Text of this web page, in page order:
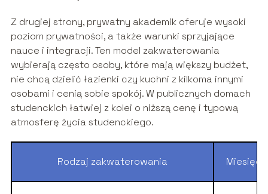
Z drugiej strony, prywatny akademik oferuje wysoki
poziom prywatności, a także warunki sprzyjające
nauce i integracji. Ten model zakwaterowania
wybierają często osoby, które mają większy budżet,
nie chcą dzielić łazienki czy kuchni z kilkoma innymi
osobami i cenią sobie spokój. W publicznych domach
studenckich łatwiej z kolei o niższą cenę i typową
atmosferę życia studenckiego.
Rodzaj zakwaterowania